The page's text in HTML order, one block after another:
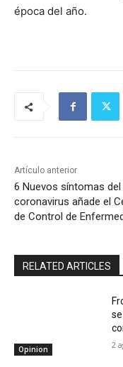
época del año.
Artículo anterior
6 Nuevos síntomas del
coronavirus añade el
de Control de
RELATED ARTICLES
Opinion 2